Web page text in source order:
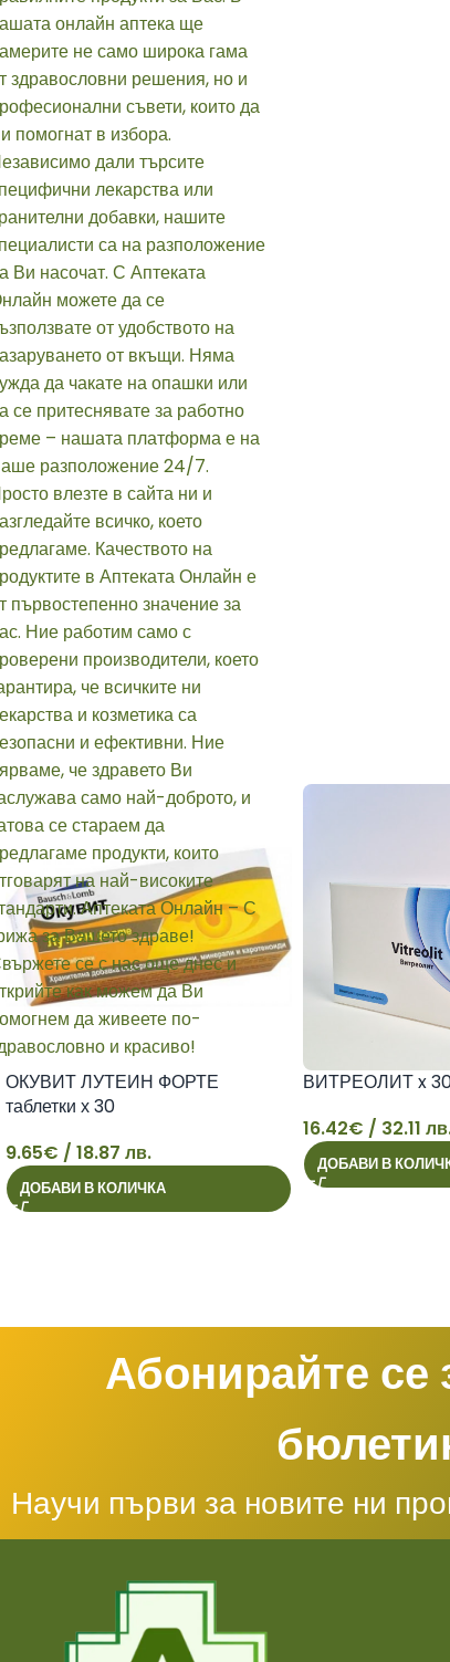
ОКУВИТ ЛУТЕИН ФОРТЕ
таблетки х 30
9.65€ / 18.87 лв.
ДОБАВИ В КОЛИЧКА
16
ВИТРЕОЛИТ x
16.42€ / 32.11
ДОБАВИ В
Абонирайте се
Научи първи за новите ни